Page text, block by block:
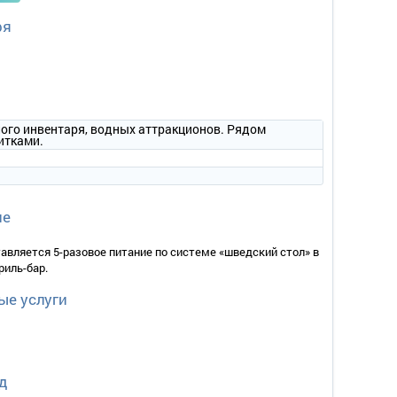
инвентаря, водных аттракционов. Рядом
5-разовое питание по системе «шведский стол» в
бар.
услуги